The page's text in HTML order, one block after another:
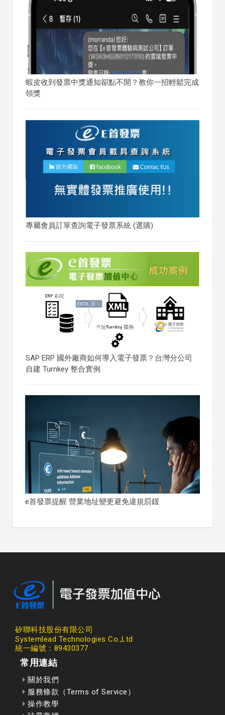
蝦皮收到發票中獎通知卻點不開？教你一招輕鬆完成
領獎
專屬會員訂單查詢電子發票系統 (選購)
SAP ERP 國外廠商如何導入電子發票？台灣分公司
自建 Turnkey 整合實例
e首發票提醒 營業地址變更避免違規罰鍰
矽聯科技股份有限公司
Systemlead Technologies Co.,Ltd
統一編號：89430377
常用連結
關於我們
服務條款（Terms of Service）
操作教學